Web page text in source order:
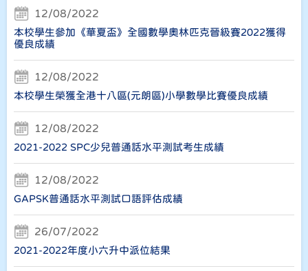
12/08/2022
本校學生參加《華夏盃》全國數學奧林匹克晉級賽2022獲得
優良成績
12/08/2022
本校學生榮獲全港十八區(元朗區)小學數學比賽優良成績
12/08/2022
2021-2022 SPC少兒普通話水平測試考生成績
12/08/2022
GAPSK普通話水平測試口語評估成績
26/07/2022
2021-2022年度小六升中派位結果